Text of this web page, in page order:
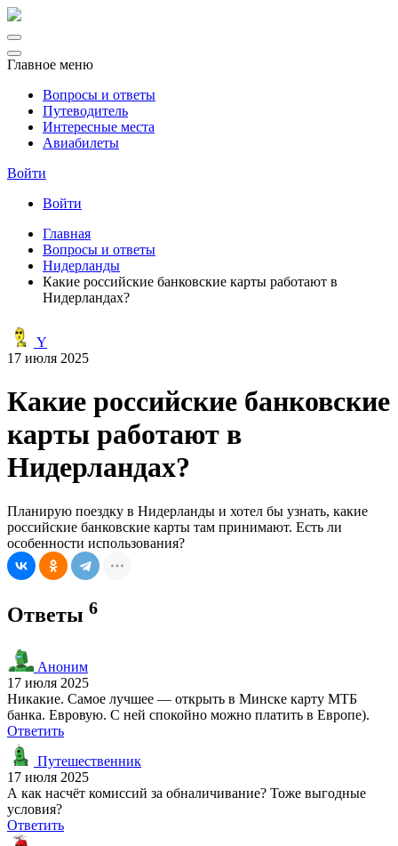
Главное меню
Вопросы и ответы
Путеводитель
Интересные места
Авиабилеты
Войти
Войти
Главная
Вопросы и ответы
Нидерланды
Какие российские банковские карты работают в
Нидерландах?
Y
17 июля 2025
Какие российские банковские
карты работают в
Нидерландах?
Планирую поездку в Нидерланды и хотел бы узнать, какие
российские банковские карты там принимают. Есть ли
особенности использования?
Ответы 6
Аноним
17 июля 2025
Никакие. Самое лучшее — открыть в Минске карту МТБ
банка. Евровую. С ней спокойно можно платить в Европе).
Ответить
Путешественник
17 июля 2025
А как насчёт комиссий за обналичивание? Тоже выгодные
условия?
Ответить